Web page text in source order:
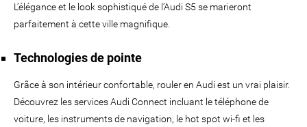
L’élégance et le look sophistiqué de l’Audi S5 se marieront
parfaitement à cette ville magnifique.
Technologies de pointe
Grâce à son intérieur confortable, rouler en Audi est un vrai plaisir.
Découvrez les services Audi Connect incluant le téléphone de
voiture, les instruments de navigation, le hot spot wi-fi et les